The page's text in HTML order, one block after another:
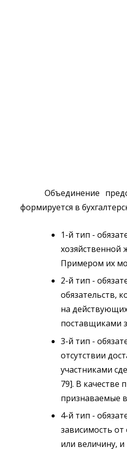
Объединение
формируется в
1-й тип -
хозяйственной
Примером их
2-й тип -
обязательств,
на
поставщиками
3-й тип -
отсутствии
участниками
79]. В качестве
признаваемые
4-й тип -
зависимость
или величину,